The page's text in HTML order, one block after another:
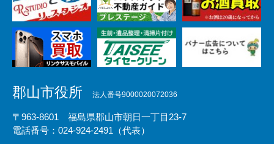
郡山市役所 法人番号9000020072036
〒963-8601 福島県郡山市朝日一丁目23-7
電話番号：024-924-2491（代表）